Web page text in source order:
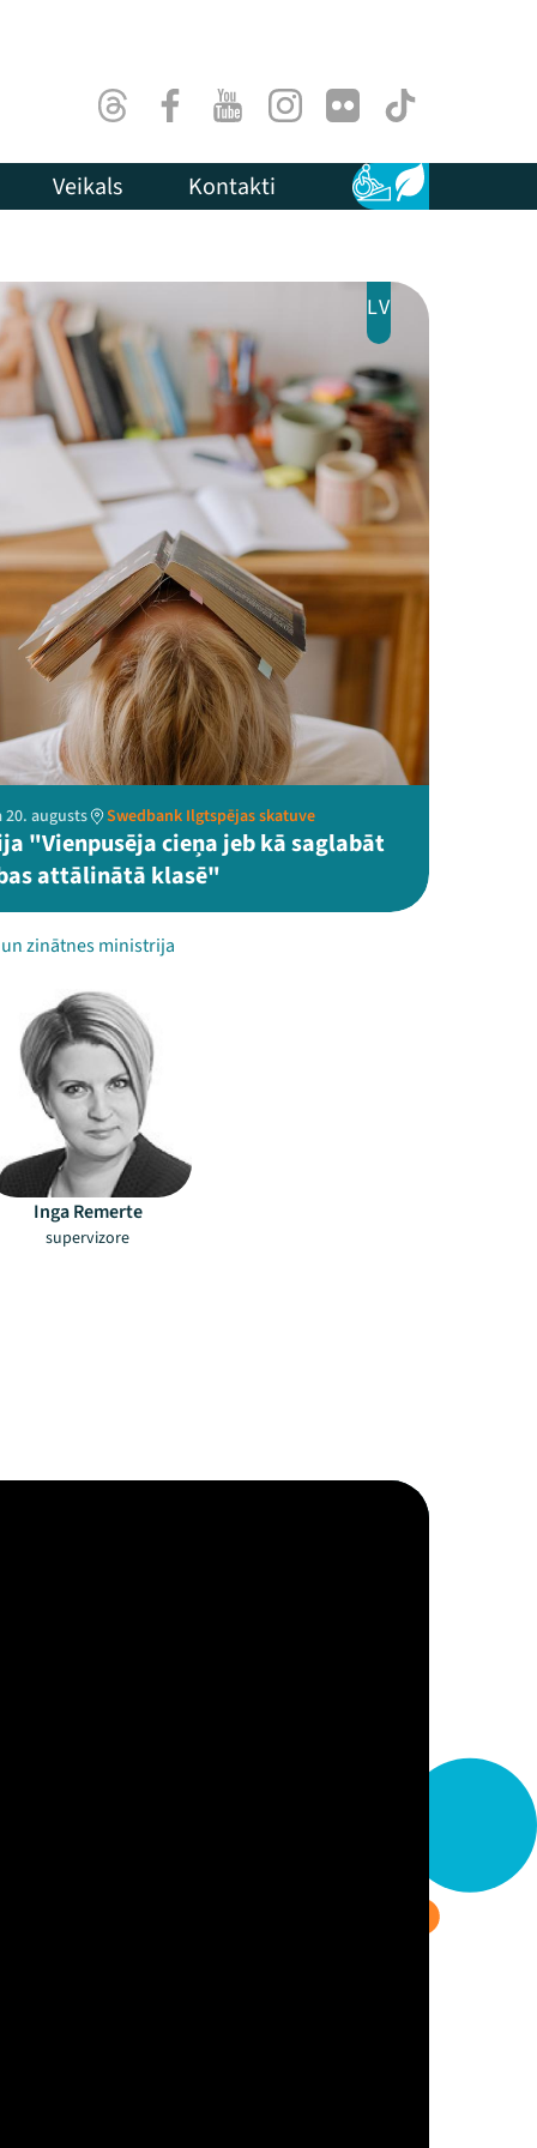
ThreadsFacebookYoutubeInstagram
Flick TikTok
Veikals Kontakti Pieejamība
Ilgtspēja
LV
20. augusts Swedbank Ilgtspējas skatuve
"Vienpusēja cieņa jeb kā saglabāt
attālinātā klasē"
zinātnes ministrija
Inga Remerte
supervizore